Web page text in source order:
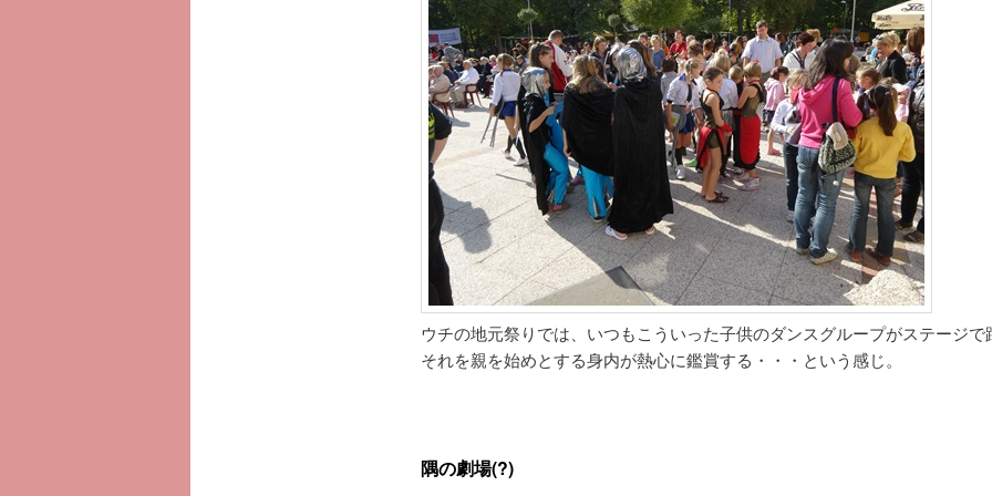
ウチの地元祭りでは、いつもこういった子供のダンスグループがステージで
それを親を始めとする身内が熱心に鑑賞する・・・という感じ。
隅の劇場(?)